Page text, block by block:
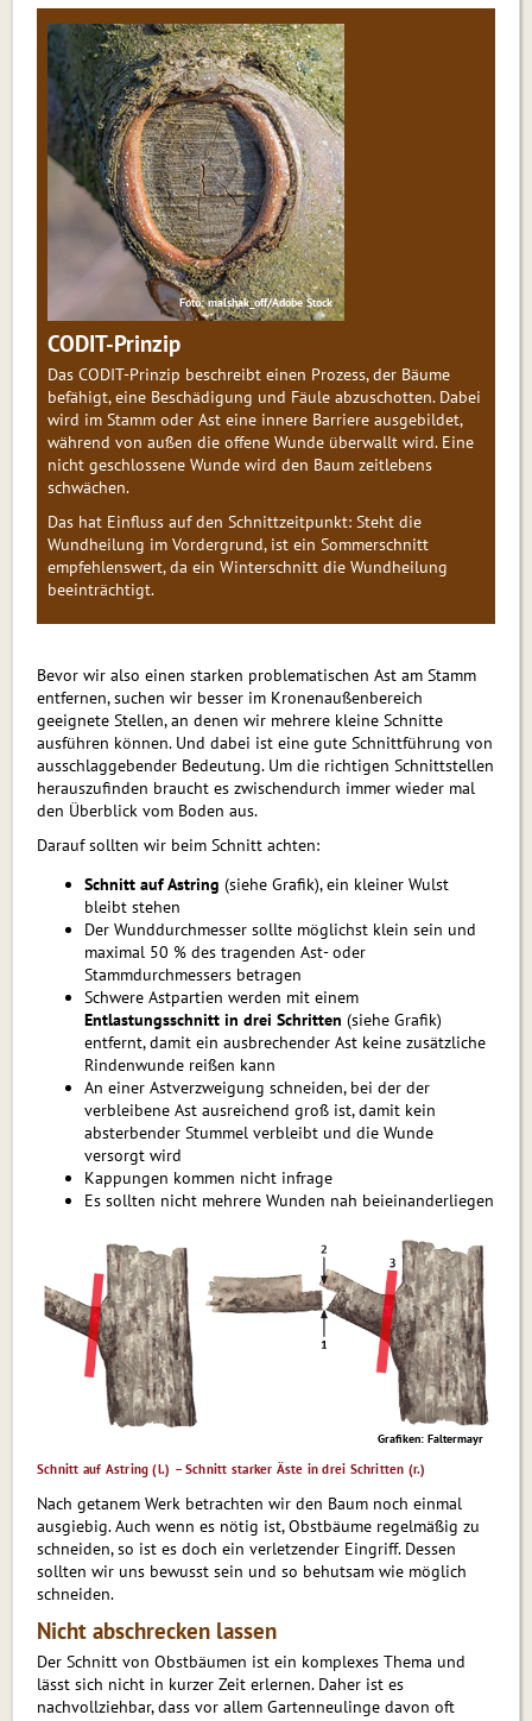
Foto: malshak_off/Adobe Stock
CODIT-Prinzip
Das CODIT-Prinzip beschreibt einen Prozess, der Bäume
befähigt, eine Beschädigung und Fäule abzuschotten. Dabei
wird im Stamm oder Ast eine innere Barriere ausgebildet,
während von außen die offene Wunde überwallt wird. Eine
nicht geschlossene Wunde wird den Baum zeitlebens
schwächen.
Das hat Einfluss auf den Schnittzeitpunkt: Steht die
Wundheilung im Vordergrund, ist ein Sommerschnitt
empfehlenswert, da ein Winterschnitt die Wundheilung
beeinträchtigt.
Bevor wir also einen starken problematischen Ast am Stamm
entfernen, suchen wir besser im Kronenaußenbereich
geeignete Stellen, an denen wir mehrere kleine Schnitte
ausführen können. Und dabei ist eine gute Schnittführung von
ausschlaggebender Bedeutung. Um die richtigen Schnittstellen
herauszufinden braucht es zwischendurch immer wieder mal
den Überblick vom Boden aus.
Darauf sollten wir beim Schnitt achten:
Schnitt auf Astring (siehe Grafik), ein kleiner Wulst
bleibt stehen
Der Wunddurchmesser sollte möglichst klein sein und
maximal 50 % des tragenden Ast- oder
Stammdurchmessers betragen
Schwere Astpartien werden mit einem
Entlastungsschnitt in drei Schritten (siehe Grafik)
entfernt, damit ein ausbrechender Ast keine zusätzliche
Rindenwunde reißen kann
An einer Astverzweigung schneiden, bei der der
verbleibene Ast ausreichend groß ist, damit kein
absterbender Stummel verbleibt und die Wunde
versorgt wird
Kappungen kommen nicht infrage
Es sollten nicht mehrere Wunden nah beieinanderliegen
Grafiken: Faltermayr
Schnitt auf Astring (l.) – Schnitt starker Äste in drei Schritten (r.)
Nach getanem Werk betrachten wir den Baum noch einmal
ausgiebig. Auch wenn es nötig ist, Obstbäume regelmäßig zu
schneiden, so ist es doch ein verletzender Eingriff. Dessen
sollten wir uns bewusst sein und so behutsam wie möglich
schneiden.
Nicht abschrecken lassen
Der Schnitt von Obstbäumen ist ein komplexes Thema und
lässt sich nicht in kurzer Zeit erlernen. Daher ist es
nachvollziehbar, dass vor allem Gartenneulinge davon oft